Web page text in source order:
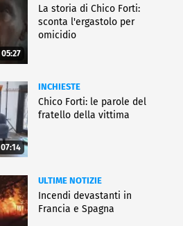
05:27
La storia di Chico Forti:
sconta l'ergastolo per
omicidio
07:14
INCHIESTE
Chico Forti: le parole del
fratello della vittima
ULTIME NOTIZIE
Incendi devastanti in
Francia e Spagna